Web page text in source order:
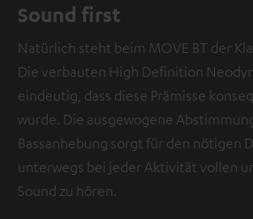
Sound first
Natürlich steht beim MOVE BT der
Die verbauten High Definition
eindeutig, dass diese Prämisse
wurde. Die ausgewogene
Bassanhebung sorgt für den nötigen
unterwegs bei jeder Aktivität vollen
Sound zu hören.